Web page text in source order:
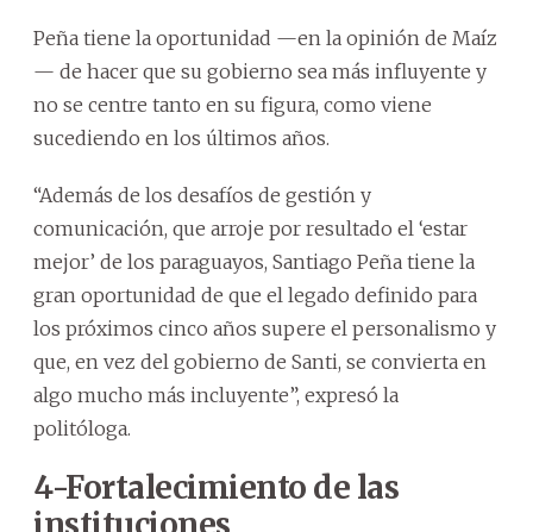
Peña tiene la oportunidad —en la opinión de Maíz
— de hacer que su gobierno sea más influyente y
no se centre tanto en su figura, como viene
sucediendo en los últimos años.
“Además de los desafíos de gestión y
comunicación, que arroje por resultado el ‘estar
mejor’ de los paraguayos, Santiago Peña tiene la
gran oportunidad de que el legado definido para
los próximos cinco años supere el personalismo y
que, en vez del gobierno de Santi, se convierta en
algo mucho más incluyente”, expresó la
politóloga.
4-Fortalecimiento de las
instituciones